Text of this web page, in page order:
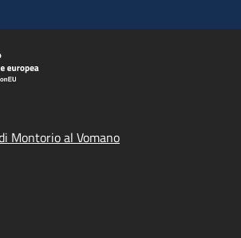
Montorio al Vomano